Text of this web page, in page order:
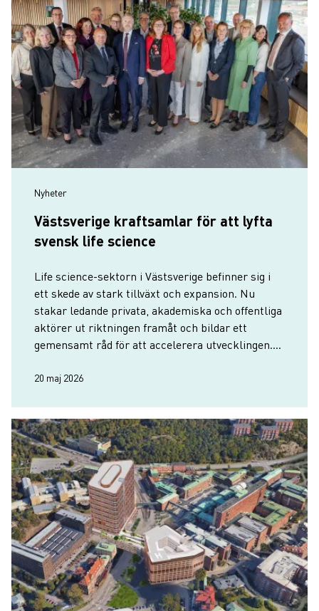
Nyheter
Västsverige kraftsamlar för att lyfta
svensk life science
Life science-sektorn i Västsverige befinner sig i
ett skede av stark tillväxt och expansion. Nu
stakar ledande privata, akademiska och offentliga
aktörer ut riktningen framåt och bildar ett
gemensamt råd för att accelerera utvecklingen.
Sveriges sam…
20 maj 2026